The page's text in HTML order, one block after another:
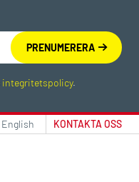
integritetspolicy.
English KONTAKTA OSS